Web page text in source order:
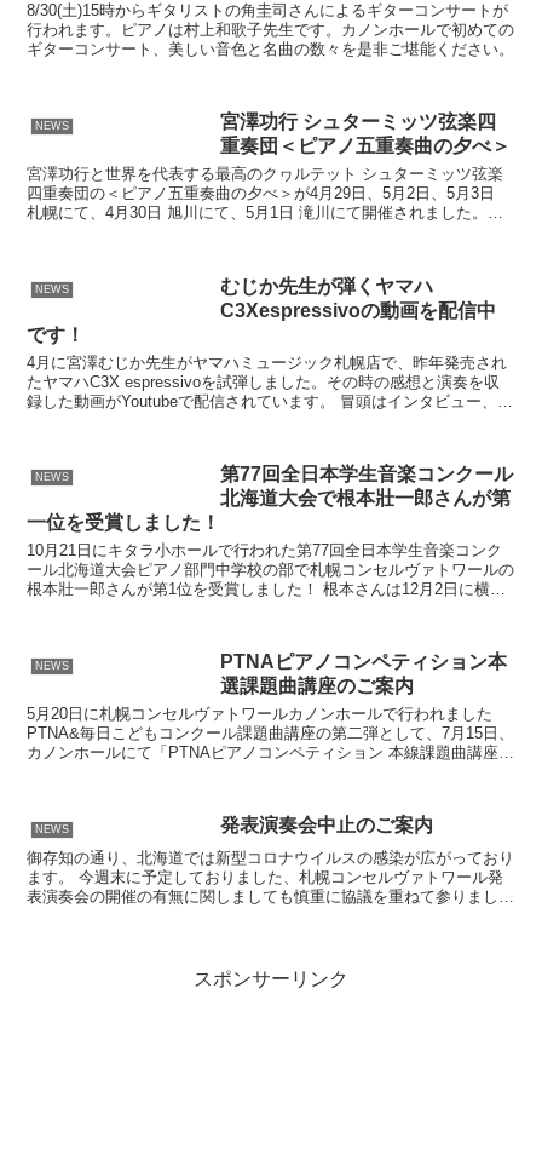
8/30(土)15時からギタリストの角圭司さんによるギターコンサートが
行われます。ピアノは村上和歌子先生です。カノンホールで初めての
ギターコンサート、美しい音色と名曲の数々を是非ご堪能ください。
NEWS
宮澤功行 シュターミッツ弦楽四
重奏団＜ピアノ五重奏曲の夕べ＞
宮澤功行と世界を代表する最高のクヮルテット シュターミッツ弦楽
四重奏団の＜ピアノ五重奏曲の夕べ＞が4月29日、5月2日、5月3日
札幌にて、4月30日 旭川にて、5月1日 滝川にて開催されました。コ
NEWS
むじか先生が弾くヤマハ
C3Xespressivoの動画を配信中
です！
4月に宮澤むじか先生がヤマハミュージック札幌店で、昨年発売され
たヤマハC3X espressivoを試弾しました。その時の感想と演奏を収
録した動画がYoutubeで配信されています。 冒頭はインタビュー、そ
NEWS
第77回全日本学生音楽コンクール
北海道大会で根本壯一郎さんが第
一位を受賞しました！
10月21日にキタラ小ホールで行われた第77回全日本学生音楽コンク
ール北海道大会ピアノ部門中学校の部で札幌コンセルヴァトワールの
根本壯一郎さんが第1位を受賞しました！ 根本さんは12月2日に横浜
NEWS
PTNAピアノコンペティション本
選課題曲講座のご案内
5月20日に札幌コンセルヴァトワールカノンホールで行われました
PTNA&毎日こどもコンクール課題曲講座の第二弾として、7月15日、
カノンホールにて「PTNAピアノコンペティション 本線課題曲講座」
NEWS 発表演奏会中止のご案内
御存知の通り、北海道では新型コロナウイルスの感染が広がっており
ます。 今週末に予定しておりました、札幌コンセルヴァトワール発
表演奏会の開催の有無に関しましても慎重に協議を重ねて参りました
スポンサーリンク